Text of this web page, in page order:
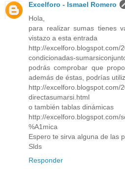
Excelforo - Ismael Romero
Hola,
para realizar sumas tienes
vistazo a esta entrada
http://excelforo.blogspot.com/
condicionadas-
podrás comprobar que
además de éstas, podrías
http://excelforo.blogspot.com/
directasumarsi.html
o también tablas dinámicas
http://excelforo.blogspot.com/
%A1mica
Espero te sirva alguna de las
Slds
Responder